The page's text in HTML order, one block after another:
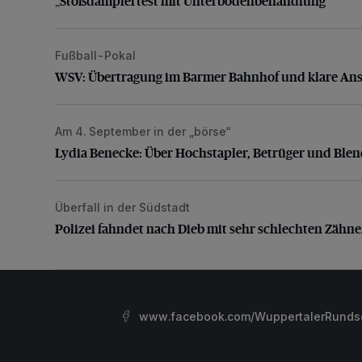
WSV: Übertragung im Barmer Bahnhof und klare
Fußball-Pokal
WSV: Übertragung im Barmer Bahnhof und klare
Lydia Benecke: Über Hochstapler, Betrüger und
Am 4. September in der „börse“
Lydia Benecke: Über Hochstapler, Betrüger und
Polizei fahndet nach Dieb mit sehr schlechten Zähnen
Überfall in der Südstadt
Polizei fahndet nach Dieb mit sehr schlechten
www.facebook.com/